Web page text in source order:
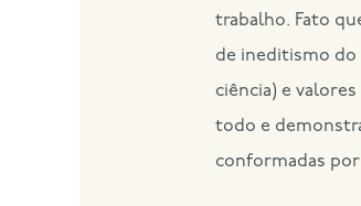
trabalho. Fato
de ineditismo do
ciência) e
todo e
conformadas